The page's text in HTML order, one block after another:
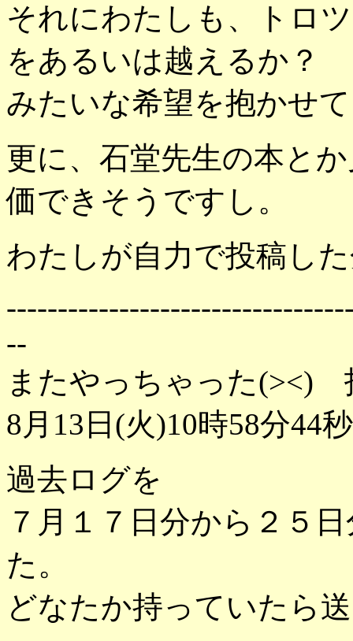
それにわたしも、トロ
をあるいは越えるか？
みたいな希望を抱かせ
更に、石堂先生の本と
価できそうですし。
わたしが自力で投稿し
--
またやっちゃった(><)
8月13日(火)10時58分44秒
過去ログを
７月１７日分から２５
た。
どなたか持っていたら